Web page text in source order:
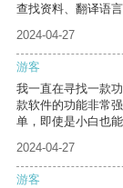
查找资料、翻译语言
2024-04-27
游客
我一直在寻找一款
款软件的功能非常
单，即使是小白也能
2024-04-27
游客